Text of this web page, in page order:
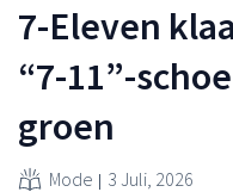
7-Eleven
“7-11”-
groen
Mode 3 Juli, 2026